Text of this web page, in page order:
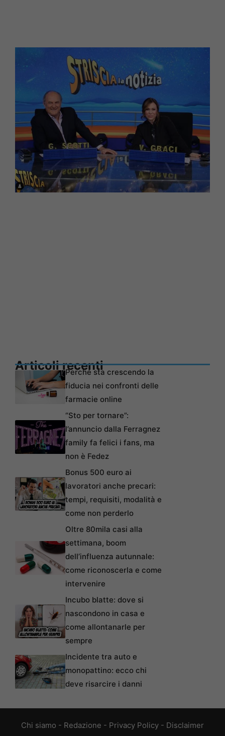
Articoli recentiPerché sta crescendo la
fiducia nei confronti delle
farmacie online
“Sto per tornare”:
l’annuncio dalla Ferragnez
family fa felici i fans, ma
non è Fedez
Bonus 500 euro ai
lavoratori anche precari:
tempi, requisiti, modalità e
come non perderlo
Oltre 80mila casi alla
settimana, boom
dell’influenza autunnale:
come riconoscerla e come
intervenire
Incubo blatte: dove si
nascondono in casa e
come allontanarle per
sempre
Incidente tra auto e
monopattino: ecco chi
deve risarcire i danni
Chi siamo - Redazione - Privacy Policy - Disclaimer